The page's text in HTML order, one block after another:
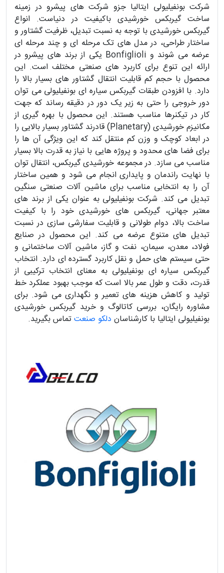
شرکت بونفیلیولی ایتالیا جزو شرکت های پیشرو در زمینه
ساخت گیربکس خورشیدی باکیفیت در دنیاست. انواع
گیربکس خورشیدی با توجه به نسبت تبدیل، ظرفیت گشتاور و
ساختار طراحی، در مدل های تک مرحله ای و چند مرحله ای
عرضه می شوند و Bonfiglioli یکی از برند های پیشرو در
ارائه این تنوع برای کاربرد های صنعتی مختلف است. این
محصول با حجم کم قابلیت انتقال گشتاور های بسیار بالا را
دارد. با افزودن طبقات گیربکس سیاره ای بونفیلیولی می توان
دور خروجی را حتی به زیر یک دور در دقیقه رساند که جهت
کار در تیکنرها مناسب هستند. این محصول با بهره گیری از
مکانیزم خورشیدی (Planetary) قادرند گشتاور بسیار بالایی را
در ابعاد کوچک و وزن کم منتقل کند که این ویژگی آن ها را
برای فضا های محدود و پروژه هایی با نیاز به قدرت بالا بسیار
مناسب می سازد. در مجموعه خورشیدی گیربکس، انتقال توان
با نهایت راندمان و پایداری انجام می شود و همین ساختار
آن را به انتخابی مناسب برای ماشین آلات صنعتی سنگین
تبدیل می کند. شرکت بونفیلیولی به عنوان یکی از برند های
معتبر جهانی، گیربکس های خورشیدی خود را با کیفیت
ساخت بالا، دوام طولانی و قابلیت سفارشی سازی در نسبت
تبدیل های متنوع عرضه می کند. این محصول در صنایع
فولاد، معدن، سیمان، نفت و گاز، ماشین آلات ساختمانی و
حتی سیستم های حمل و نقل کاربرد گسترده ای دارد. انتخاب
گیربکس سیاره ای بونفیلیولی به معنای انتخاب ترکیبی از
قدرت، دقت و طول عمر بالا است که موجب بهبود عملکرد خط
تولید و کاهش هزینه های تعمیر و نگهداری می شود. برای
مشاوره رایگان، بررسی کاتالوگ و خرید گیربکس خورشیدی
بونفیلیولی ایتالیا با کارشناسان دلکو صنعتتماس بگیرید.